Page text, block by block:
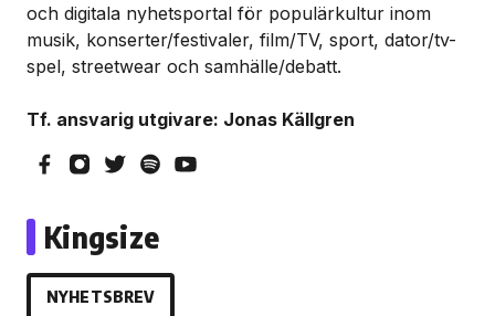
och digitala nyhetsportal för populärkultur inom
musik, konserter/festivaler, film/TV, sport, dator/tv-
spel, streetwear och samhälle/debatt.
Tf. ansvarig utgivare: Jonas Källgren
Kingsize
NYHETSBREV